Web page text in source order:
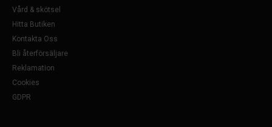
Vård & skötsel
Hitta Butiken
Kontakta Oss
Bli återförsäljare
Reklamation
Cookies
GDPR